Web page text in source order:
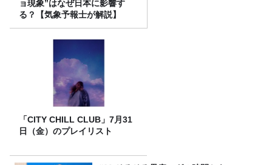
ョ現象”はなぜ日本に影響す
る？【気象予報士が解説】
「CITY CHILL CLUB」7月31
日（金）のプレイリスト